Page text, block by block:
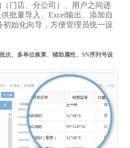
门店、分公司）、用户之间进
批量导入、Excel输出、添加自
初始化向导，方便管理员统一设
次、多单位换算、辅助属性、SN序列号设